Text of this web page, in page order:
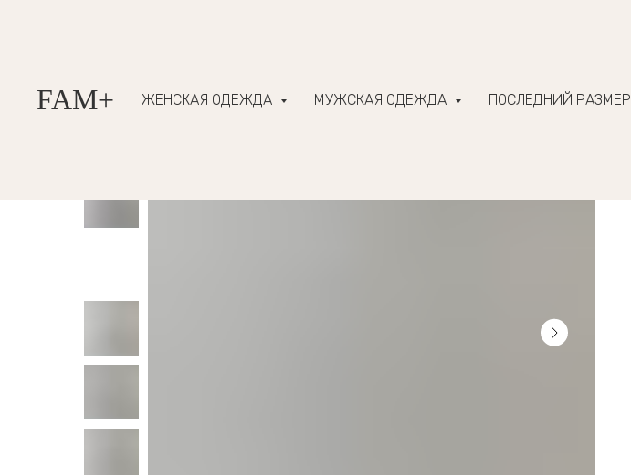
FAM+ ЖЕНСКАЯ ОДЕЖДА МУЖСКАЯ ОДЕЖДА ПОСЛЕДНИЙ РАЗМЕР